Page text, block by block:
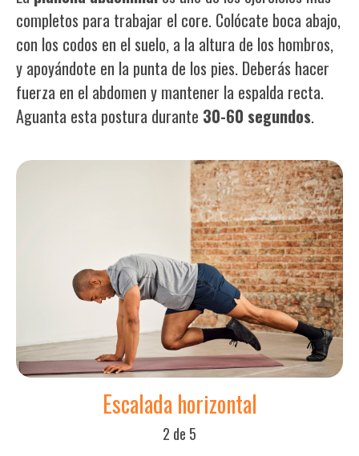
completos para trabajar el core. Colócate boca abajo,
con los codos en el suelo, a la altura de los hombros,
y apoyándote en la punta de los pies. Deberás hacer
fuerza en el abdomen y mantener la espalda recta.
Aguanta esta postura durante 30-60 segundos.
Escalada horizontal
2 de 5